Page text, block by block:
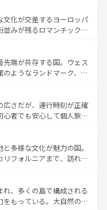
異なるスペインはその個
れる人を魅了する。 なお、新着のスペイン情報は コ
。
華麗な宮殿、歴史的な大
かな自然が、訪れる者を心
は美食の国としても知ら
ランス、プロヴァンスの
な楽しみ方が可能だ。さ
溢れており、どの街角に
全く異なる文化を体験で
フランス情報はコンテンツ一覧
文化が交差するヨーロッパ
みが残るロマンチック街
も飽きることがない。ベ
州のアルプスの絶景、そ
った風景は必見。ビール
。 なお、新着の
参照してほしい。
端が共存する国。ウェス
ようなランドマーク、歴
た、優雅なアフタヌーン
ない英国パブ、サッカー観
験も豊富。イギリスを旅
広さだが、運行時刻が正確
者でも安心して個人旅行
スならではのユニークな
でなく町歩きも満喫する
ため物価も高いが、旅行
もできる。 なお、新
覧 を参照してほしい。
多様な文化が魅力の国。
フォルニアまで、訪れる
ッピング、エンターテイ
ットだ。一方、アメリカ
ドキャニオンやイエロー
、多くの島で構成される
もっている。大自然の神